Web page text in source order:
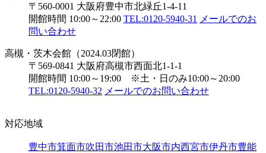
〒560-0001 大阪府豊中市北緑丘1-4-11
開館時間 10:00～22:00 TEL:0120-5940-31
メールでのお
問い合わせ
高槻・茨木会館（2024.03閉館）
〒569-0841 大阪府高槻市西面北1-1-1
開館時間 10:00～19:00 ※土・日のみ10:00～20:00
TEL:0120-5940-32 メールでのお問い合わせ
対応地域
豊中市箕面市吹田市池田市大阪市内西宮市伊丹市豊能